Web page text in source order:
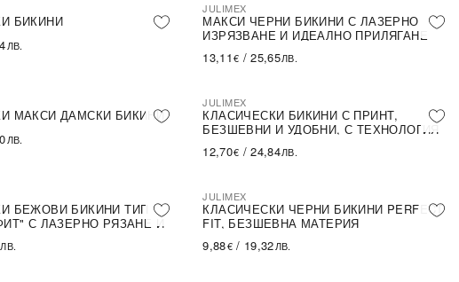
БИКИНИ
ЛВ.
JULIMEX
МАКСИ ЧЕРНИ БИКИНИ С ЛАЗЕРНО
ИЗРЯЗВАНЕ И ИДЕАЛНО ПРИЛЯГАНЕ
13,11€ /25,65ЛВ.
МАКСИ ДАМСКИ БИКИНИ
ЛВ.
JULIMEX
КЛАСИЧЕСКИ БИКИНИ С ПРИНТ,
БЕЗШЕВНИ И УДОБНИ, С ТЕХНОЛОГИЯ
INVISIBLE LINE
12,70€ /24,84ЛВ.
БЕЖОВИ БИКИНИ ТИП
С ЛАЗЕРНО РЯЗАНЕ И
ПРИЛЯГАНЕ
ЛВ.
JULIMEX
КЛАСИЧЕСКИ ЧЕРНИ БИКИНИ PERFECT
FIT, БЕЗШЕВНА МАТЕРИЯ
9,88€ / 19,32ЛВ.